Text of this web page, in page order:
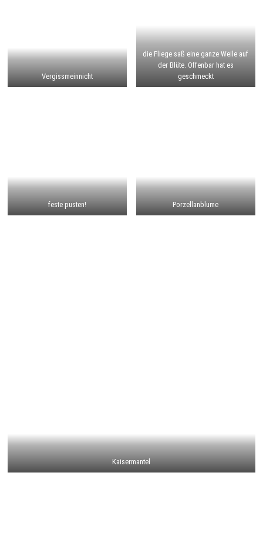
Vergissmeinnicht
die Fliege saß eine ganze Weile auf
der Blüte. Offenbar hat es
geschmeckt
feste pusten! Porzellanblume
Kaisermantel